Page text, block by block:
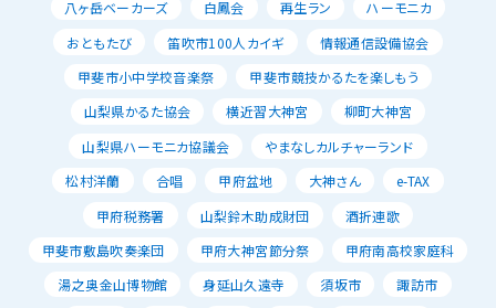
八ヶ岳ベーカーズ
白鳳会 再生ラン
ハーモニカ
おともたび
笛吹市100人カイギ
情報通信設備協会
甲斐市小中学校音楽祭
甲斐市競技かるたを楽しもう
山梨県かるた協会
横近習大神宮
柳町大神宮
山梨県ハーモニカ協議会
やまなしカルチャーランド
松村洋蘭
合唱 甲府盆地 大神さん
e-TAX
甲府税務署
山梨鈴木助成財団
酒折連歌
甲斐市敷島吹奏楽団
甲府大神宮節分祭
甲府南高校家庭科
湯之奥金山博物館
身延山久遠寺 須坂市
諏訪市